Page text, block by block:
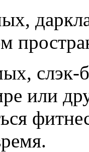
слэк-
или